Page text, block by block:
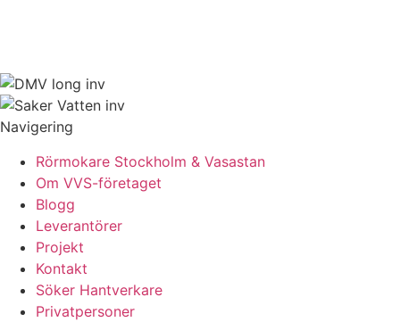
Navigering
Rörmokare Stockholm & Vasastan
Om VVS-företaget
Blogg
Leverantörer
Projekt
Kontakt
Söker Hantverkare
Privatpersoner